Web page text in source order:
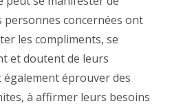
personnes concernées ont
les compliments, se
et doutent de leurs
également éprouver des
à affirmer leurs besoins